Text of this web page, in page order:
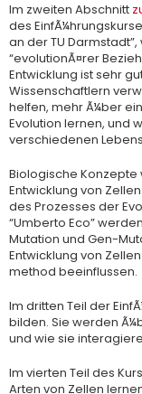
Im zweiten Abschnitt
des
an der TU
“evolutionÃ¤rer
Entwicklung ist sehr
Wissenschaftlern
helfen, mehr Ã¼ber
Evolution lernen, und
verschiedenen
Biologische Konzepte
Entwicklung von
des Prozesses der
“Umberto Eco”
Mutation und Gen-
Entwicklung von
method beeinflussen.
Im dritten Teil der
bilden. Sie werden
und wie sie
Im vierten Teil des
Arten von Zellen